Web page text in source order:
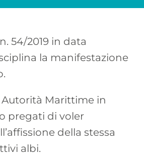
54/2019 in data
la manifestazione
Autorità Marittime in
pregati di voler
della stessa
albi.